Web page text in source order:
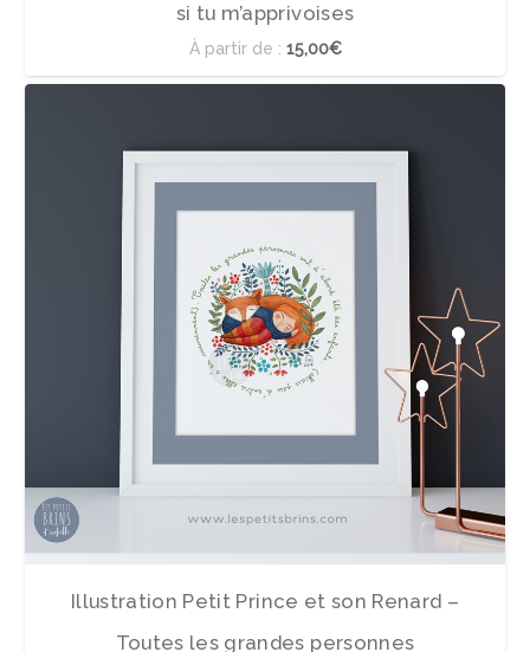
si tu m’apprivoises
À partir de : 15,00€
Illustration Petit Prince et son Renard –
Toutes les grandes personnes